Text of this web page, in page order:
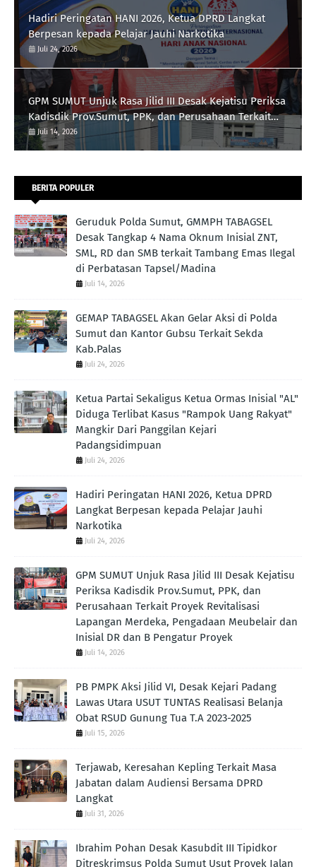
Hadiri Peringatan HANI 2026, Ketua DPRD Langkat
Berpesan kepada Pelajar Jauhi Narkotika
Juli 24, 2026
GPM SUMUT Unjuk Rasa Jilid III Desak Kejatisu Periksa
Kadisdik Prov.Sumut, PPK, dan Perusahaan Terkait
Proyek Revitalisasi Lapangan Merdeka, Pengadaan
Meubelair dan Inisial DR dan B Pengatur Proyek
Juli 14, 2026
BERITA POPULER
Geruduk Polda Sumut, GMMPH TABAGSEL
Desak Tangkap 4 Nama Oknum Inisial ZNT,
SML, RD dan SMB terkait Tambang Emas Ilegal
di Perbatasan Tapsel/Madina
Juli 14, 2026
GEMAP TABAGSEL Akan Gelar Aksi di Polda
Sumut dan Kantor Gubsu Terkait Sekda
Kab.Palas
Juli 24, 2026
Ketua Partai Sekaligus Ketua Ormas Inisial "AL"
Diduga Terlibat Kasus "Rampok Uang Rakyat"
Mangkir Dari Panggilan Kejari
Padangsidimpuan
Juli 24, 2026
Hadiri Peringatan HANI 2026, Ketua DPRD
Langkat Berpesan kepada Pelajar Jauhi
Narkotika
Juli 24, 2026
GPM SUMUT Unjuk Rasa Jilid III Desak Kejatisu
Periksa Kadisdik Prov.Sumut, PPK, dan
Perusahaan Terkait Proyek Revitalisasi
Lapangan Merdeka, Pengadaan Meubelair dan
Inisial DR dan B Pengatur Proyek
Juli 14, 2026
PB PMPK Aksi Jilid VI, Desak Kejari Padang
Lawas Utara USUT TUNTAS Realisasi Belanja
Obat RSUD Gunung Tua T.A 2023-2025
Juli 15, 2026
Terjawab, Keresahan Kepling Terkait Masa
Jabatan dalam Audiensi Bersama DPRD
Langkat
Juli 31, 2026
Ibrahim Pohan Desak Kasubdit III Tipidkor
Ditreskrimsus Polda Sumut Usut Proyek Jalan